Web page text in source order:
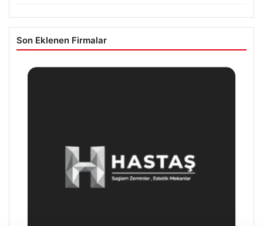
Son Eklenen Firmalar